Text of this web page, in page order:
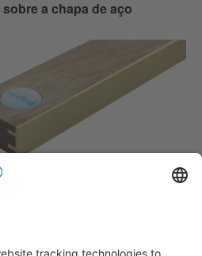
sobre a chapa de aço